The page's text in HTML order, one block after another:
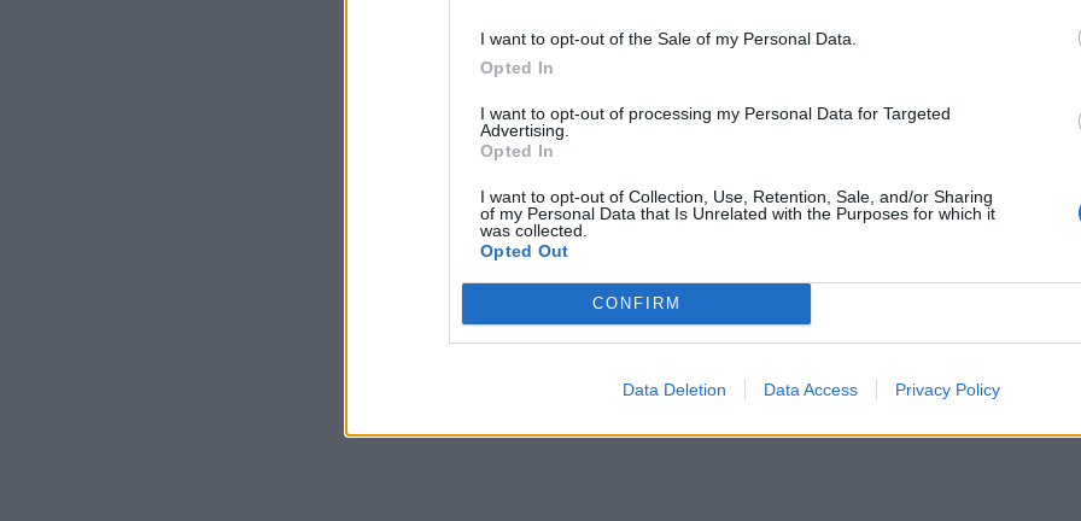
I want to opt-out of the Sale of my Personal Data.
Opted In
I want to opt-out of processing my Personal Data for Targeted
Advertising.
Opted In
I want to opt-out of Collection, Use, Retention, Sale, and/or Sharing
of my Personal Data that Is Unrelated with the Purposes for which it
was collected.
Opted Out
CONFIRM
Data Deletion Data Access Privacy Policy